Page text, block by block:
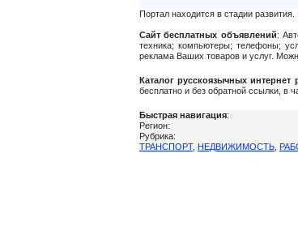
Портал находится в стадии
Сайт бесплатных объявлений:
техника; компьютеры; телефоны;
реклама Ваших товаров и услуг.
Каталог русскоязычных интернет
бесплатно и без обратной ссылки, в
Быстрая навигация:
Регион:
Рубрика:
ТРАНСПОРТ, НЕДВИЖИМОСТЬ